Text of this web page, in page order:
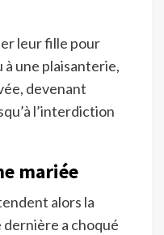
leur fille pour
à une plaisanterie,
devenant
l’interdiction
mariée
alors la
a choqué